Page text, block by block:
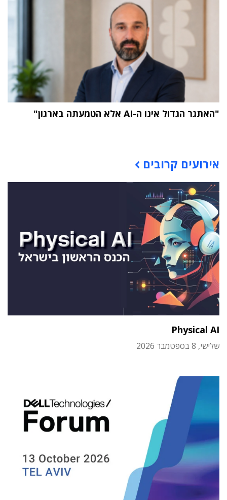
"האתגר הגדול אינו ה-AI אלא הטמעתה בארגון"
אירועים קרובים
Physical AI
שלישי, 8 בספטמבר 2026